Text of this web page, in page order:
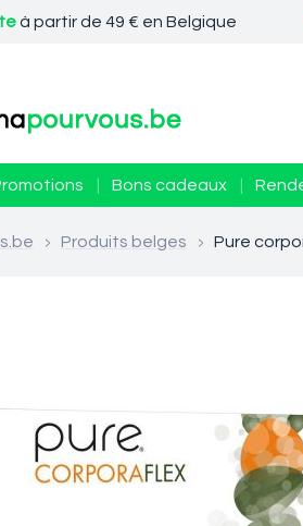
à partir de 49 € en Belgique
Bons cadeaux
> Produits belges > Pure